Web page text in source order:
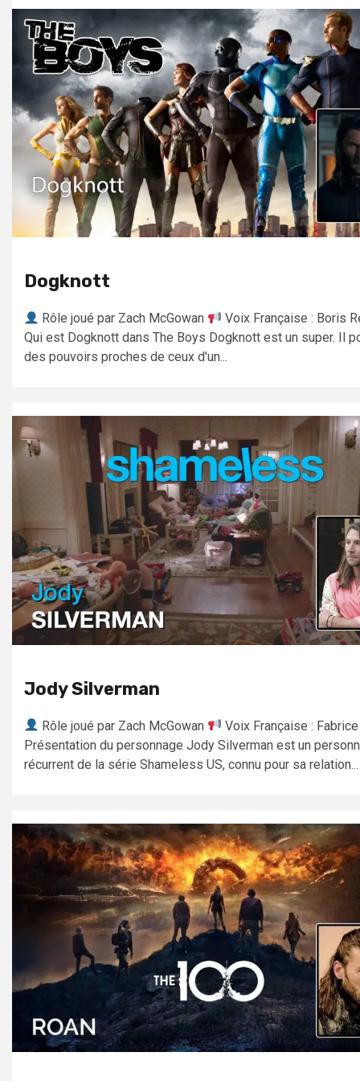
Dogknott
Rôle joué par Zach McGowan
Voix Française : Boris
Qui est Dogknott dans The Boys Dogknott est un super. Il
des pouvoirs proches de ceux d'un...
Jody Silverman
Rôle joué par Zach McGowan
Voix Française :
Présentation du personnage Jody Silverman est un
récurrent de la série Shameless US, connu pour sa relation...